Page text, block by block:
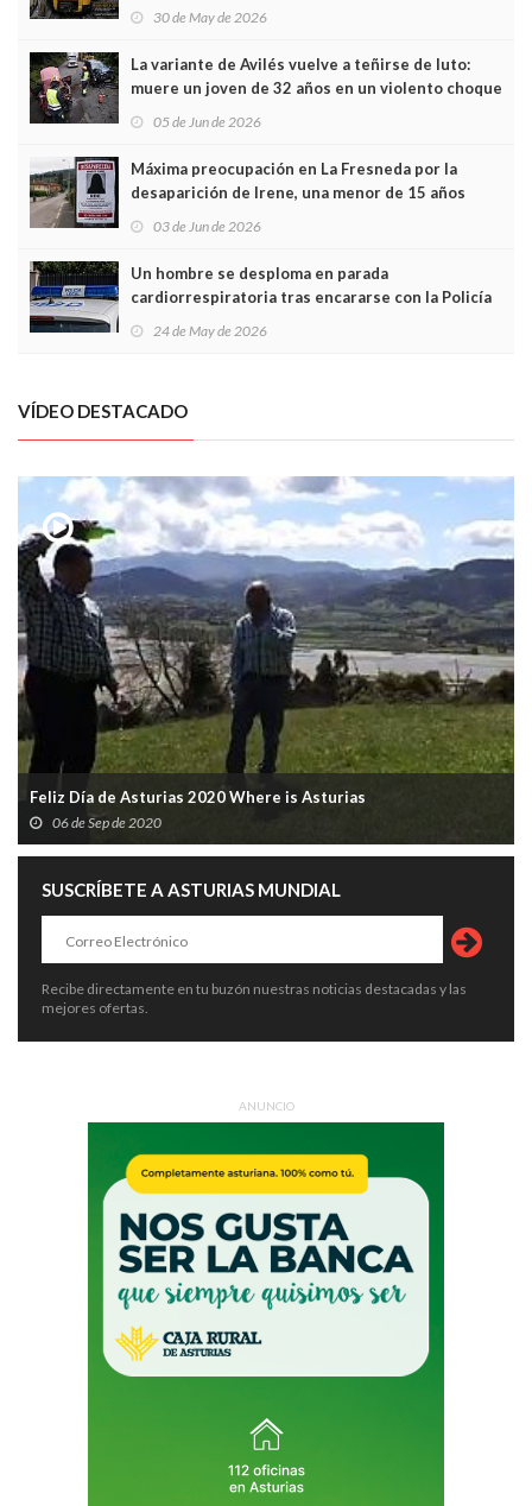
sobrecoste de los trenes que no cabían por los
30 de May de 2026
La variante de Avilés vuelve a teñirse de luto:
muere un joven de 32 años en un violento choque
frontal
05 de Jun de 2026
Máxima preocupación en La Fresneda por la
desaparición de Irene, una menor de 15 años
03 de Jun de 2026
Un hombre se desploma en parada
cardiorrespiratoria tras encararse con la Policía
Local en Luanco
24 de May de 2026
VÍDEO DESTACADO
Feliz Día de Asturias 2020 Where is Asturias
06 de Sep de 2020
SUSCRÍBETE A ASTURIAS MUNDIAL
Recibe directamente en tu buzón nuestras noticias destacadas y las
mejores ofertas.
ANUNCIO